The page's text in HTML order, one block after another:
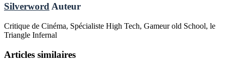
SilverwordAuteur
Critique de Cinéma, Spécialiste High Tech, Gameur old School, le
Triangle Infernal
Articles similaires